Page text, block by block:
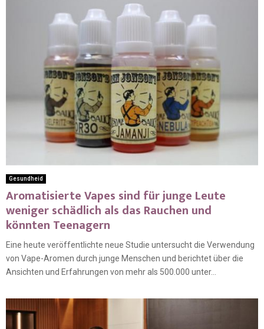
Gesundheid
Aromatisierte Vapes sind für junge Leute
weniger schädlich als das Rauchen und
könnten Teenagern
Eine heute veröffentlichte neue Studie untersucht die Verwendung
von Vape-Aromen durch junge Menschen und berichtet über die
Ansichten und Erfahrungen von mehr als 500.000 unter...